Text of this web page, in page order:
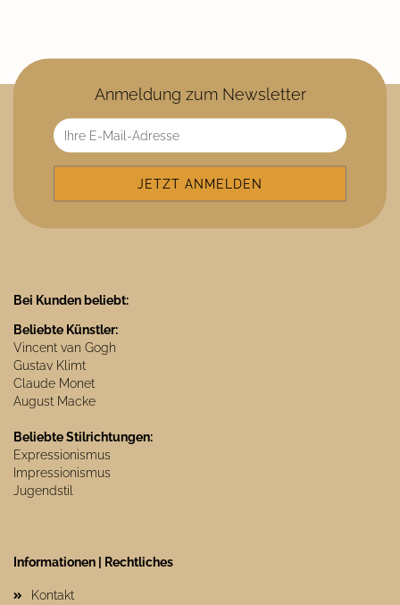
Anmeldung zum Newsletter
Bei Kunden beliebt:
Beliebte Künstler:
Vincent van Gogh
Gustav Klimt
Claude Monet
August Macke
Beliebte Stilrichtungen:
Expressionismus
Impressionismus
Jugendstil
Informationen | Rechtliches
Kontakt